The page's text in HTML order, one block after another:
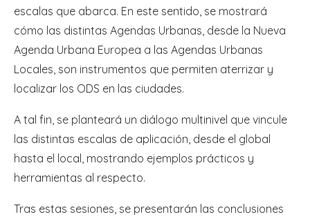
escalas que abarca. En este sentido, se mostrará
cómo las distintas Agendas Urbanas, desde la Nueva
Agenda Urbana Europea a las Agendas Urbanas
Locales, son instrumentos que permiten aterrizar y
localizar los ODS en las ciudades.
A tal fin, se planteará un diálogo multinivel que vincule
las distintas escalas de aplicación, desde el global
hasta el local, mostrando ejemplos prácticos y
herramientas al respecto.
Tras estas sesiones, se presentarán las conclusiones